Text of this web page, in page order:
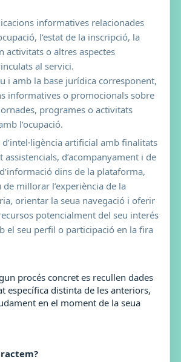
informatives relacionades
l’estat de la inscripció, la
activitats o altres aspectes
al servici.
i amb la base jurídica corresponent,
informatives o promocionals sobre
programes o activitats
l’ocupació.
artificial amb finalitats
assistencials, d’acompanyament i de
dins de la plataforma,
de millorar l’experiència de la
orientar la seua navegació i oferir
potencialment del seu interés
el seu perfil o participació en la fira
procés concret es recullen dades
específica distinta de les anteriors,
en el moment de la seua